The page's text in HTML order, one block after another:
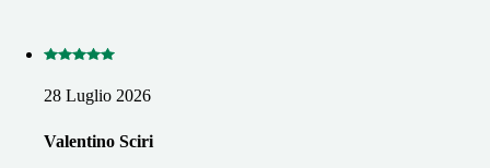
28 Luglio 2026
Valentino Sciri